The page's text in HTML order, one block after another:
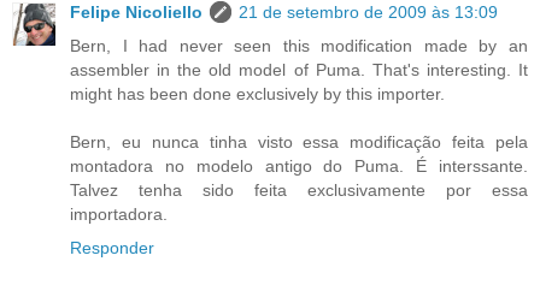
Felipe Nicoliello
21 de setembro de 2009 às 13:09
Bern, I had never seen this modification made by an
assembler in the old model of Puma. That's interesting. It
might has been done exclusively by this importer.
Bern, eu nunca tinha visto essa modificação feita pela
montadora no modelo antigo do Puma. É interssante.
Talvez tenha sido feita exclusivamente por essa
importadora.
Responder